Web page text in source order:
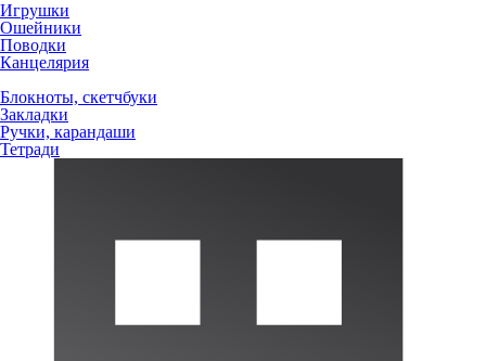
Игрушки
Ошейники
Поводки
Канцелярия
Блокноты, скетчбуки
Закладки
Ручки, карандаши
Тетради